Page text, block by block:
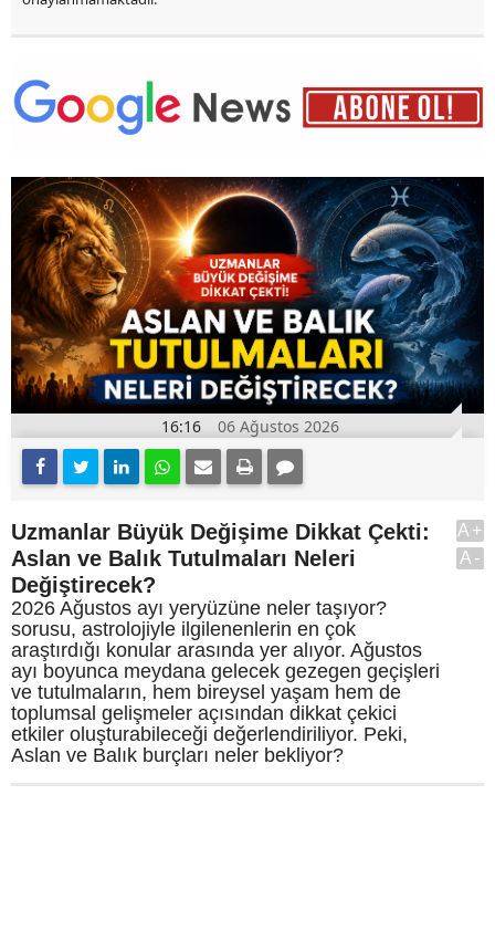
16:16 06 Ağustos 2026
Uzmanlar Büyük Değişime Dikkat Çekti:
Aslan ve Balık Tutulmaları Neleri
Değiştirecek?
2026 Ağustos ayı yeryüzüne neler taşıyor?
sorusu, astrolojiyle ilgilenenlerin en çok
araştırdığı konular arasında yer alıyor. Ağustos
ayı boyunca meydana gelecek gezegen geçişleri
ve tutulmaların, hem bireysel yaşam hem de
toplumsal gelişmeler açısından dikkat çekici
etkiler oluşturabileceği değerlendiriliyor. Peki,
Aslan ve Balık burçları neler bekliyor?
A+
A-